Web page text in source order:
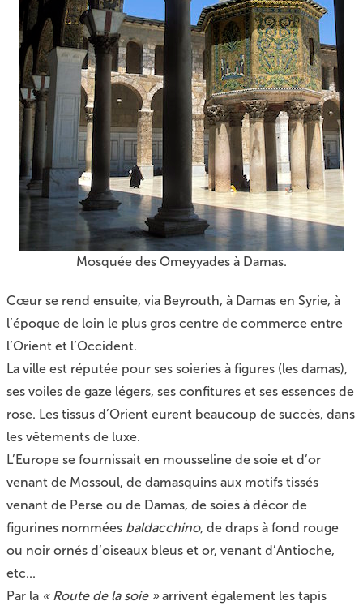
Mosquée des Omeyyades à Damas.
Cœur se rend ensuite, via Beyrouth, à Damas en Syrie, à
l’époque de loin le plus gros centre de commerce entre
l’Orient et l’Occident.
La ville est réputée pour ses soieries à figures (les damas),
ses voiles de gaze légers, ses confitures et ses essences de
rose. Les tissus d’Orient eurent beaucoup de succès, dans
les vêtements de luxe.
L’Europe se fournissait en mousseline de soie et d’or
venant de Mossoul, de damasquins aux motifs tissés
venant de Perse ou de Damas, de soies à décor de
figurines nommées baldacchino, de draps à fond rouge
ou noir ornés d’oiseaux bleus et or, venant d’Antioche,
etc...
Par la « Route de la soie »arrivent également les tapis